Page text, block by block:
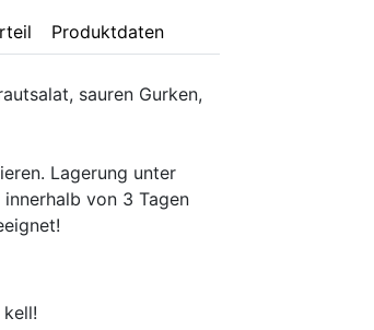
Produktdaten
sauren Gurken,
Lagerung unter
von 3 Tagen